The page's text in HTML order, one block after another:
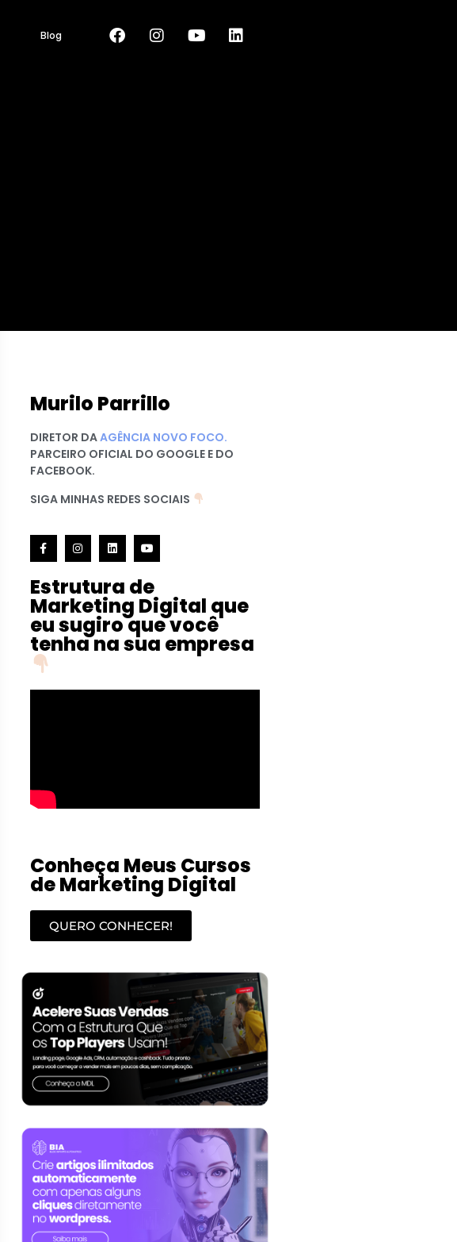
Blog
Murilo Parrillo
DIRETOR DAAGÊNCIA NOVO FOCO.
PARCEIRO OFICIAL DO GOOGLE E DO
FACEBOOK.
SIGA MINHAS REDES SOCIAIS
Estrutura de
Marketing Digital que
eu sugiro que você
tenha na sua empresa
Conheça Meus Cursos
de Marketing Digital
QUERO CONHECER!